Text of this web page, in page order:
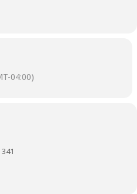
d’une série en ligne: 30,00 $
à midi le jour ouvrable
04:00)